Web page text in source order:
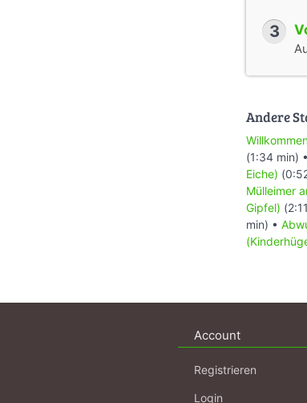
3
Andere
(1:34 min) •
Eiche)
Mülleimer
Gipfel)
min) •
Account
Registrieren
Login